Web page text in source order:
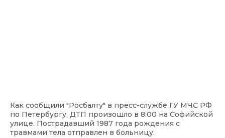
Как сообщили "Росбалту" в пресс-службе ГУ МЧС РФ
по Петербургу, ДТП произошло в 8:00 на Софийской
улице. Пострадавший 1987 года рождения с
травмами тела отправлен в больницу.